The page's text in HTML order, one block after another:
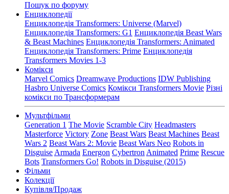
Пошук по форуму
Енциклопедії
Енциклопедія Transformers: Universe (Marvel)
Енциклопедія Transformers: G1 Енциклопедія Beast Wars
& Beast Machines Енциклопедія Transformers: Animated
Енциклопедія Transformers: Prime Енциклопедія
Transformers Movies 1-3
Комікси
Marvel Comics Dreamwave Productions IDW Publishing
Hasbro Universe Comics Комікси Transformers Movie Різні
комікси по Трансформерам
Мультфільми
Generation 1 The Movie Scramble City Headmasters
Masterforce Victory Zone Beast Wars Beast Machines Beast
Wars 2 Beast Wars 2: Movie Beast Wars Neo Robots in
Disguise Armada Energon Cybertron Animated Prime Rescue
Bots Transformers Go! Robots in Disguise (2015)
Фільми
Колекції
Купівля/Продаж